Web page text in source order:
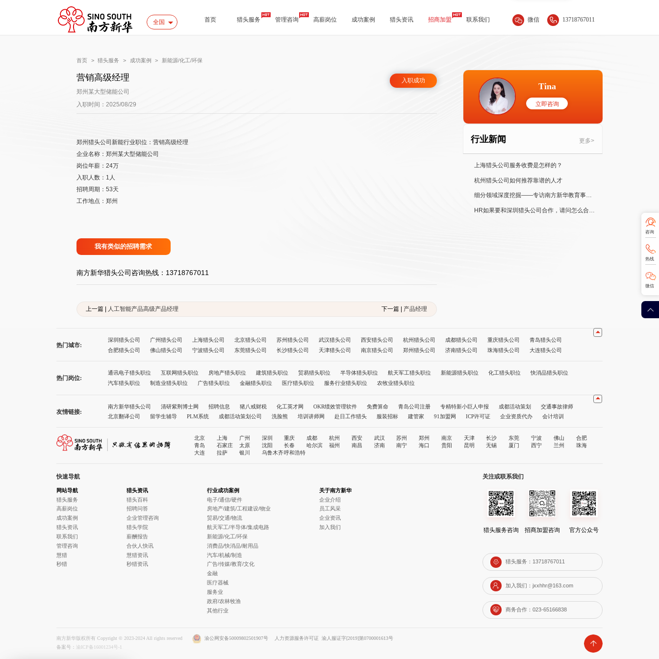
全国 首页 猎头服务 管理咨询 高薪岗位 成功案例 猎头资讯 招商加盟 联系我们 微信 13718767011
首页 > 猎头服务 > 成功案例 > 新能源/化工/环保
营销高级经理
入职成功
郑州某大型储能公司
入职时间：2025/08/29
郑州猎头公司新能行业职位：营销高级经理
企业名称：郑州某大型储能公司
岗位年薪：24万
入职人数：1人
招聘周期：53天
工作地点：郑州
我有类似的招聘需求
南方新华猎头公司咨询热线：13718767011
上一篇 | 人工智能产品高级产品经理 下一篇 | 产品经理
Tina
立即咨询
行业新闻 更多>
上海猎头公司服务收费是怎样的？
杭州猎头公司如何推荐靠谱的人才
细分领域深度挖掘——专访南方新华教育事业部总经理 Jessica
HR如果要和深圳猎头公司合作，请问怎么合作比较好？
热门城市:
深圳猎头公司 广州猎头公司 上海猎头公司 北京猎头公司 苏州猎头公司 武汉猎头公司 西安猎头公司 杭州猎头公司 成都猎头公司 重庆猎头公司
青岛猎头公司
合肥猎头公司
佛山猎头公司 宁波猎头公司 东莞猎头公司 长沙猎头公司 天津猎头公司 南京猎头公司 郑州猎头公司 济南猎头公司 珠海猎头公司
大连猎头公司
厦门猎头公司
西宁猎头公司 兰州猎头公司 拉萨猎头公司 银川猎头公司 乌鲁木齐猎头公司 呼和浩特猎头公司 成都猎头公司前十名 重庆猎头公司前十名
深圳猎头公司前十名
广州猎头公司前十名
上海猎头公司前十名 北京猎头公司前十名
热门岗位:
通讯电子猎头职位 互联网猎头职位 房地产猎头职位 建筑猎头职位 贸易猎头职位 半导体猎头职位 航天军工猎头职位 新能源猎头职位 化工猎头职位
快消品猎头职位
汽车猎头职位
制造业猎头职位 广告猎头职位 金融猎头职位 医疗猎头职位 服务行业猎头职位 农牧业猎头职位
友情链接:
南方新华猎头公司 清研紫荆博士网 招聘信息 猪八戒财税 化工英才网 OKR绩效管理软件 免费算命 青岛公司注册 专精特新小巨人申报 成都活动策划
交通事故律师
北京翻译公司
留学生辅导 PLM系统 成都活动策划公司 洗脸熊 培训讲师网 赴日工作猎头 服装招标 建管家 91加盟网 ICP许可证 企业资质代办
会计培训
北京
上海 广州 深圳 重庆 成都 杭州 西安 武汉 苏州 郑州 南京 天津 长沙 东莞 宁波 佛山
合肥
青岛
石家庄 太原 沈阳 长春 哈尔滨 福州 南昌 济南 南宁 海口 贵阳 昆明 无锡 厦门 西宁 兰州
珠海
大连
拉萨 银川 乌鲁木齐呼和浩特
快速导航
网站导航
猎头服务
高薪岗位
成功案例
猎头资讯
联系我们
管理咨询
慧猎
秒猎
猎头资讯
猎头百科
招聘问答
企业管理咨询
猎头学院
薪酬报告
合伙人快讯
慧猎资讯
秒猎资讯
行业成功案例
电子/通信/硬件
房地产/建筑/工程建设/物业
贸易/交通/物流
航天军工/半导体/集成电路
新能源/化工/环保
消费品/快消品/耐用品
汽车/机械/制造
广告/传媒/教育/文化
金融
医疗器械
服务业
政府/农林牧渔
其他行业
关于南方新华
企业介绍
员工风采
企业资讯
加入我们
关注或联系我们
猎头服务咨询 招商加盟咨询 官方公众号
猎头服务：13718767011
加入我们：jxxhhr@163.com
商务合作：023-65166838
南方新华版权所有 Copyright © 2023-2024 All rights reserved
备案号：
渝ICP备16001234号-1
渝公网安备50009802501907号 人力资源服务许可证 渝人服证字[2019]第0700001613号
咨询
热线
微信